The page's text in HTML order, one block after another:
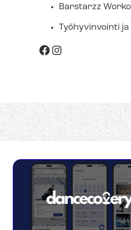
Barstarzz
Työhyvinvointi